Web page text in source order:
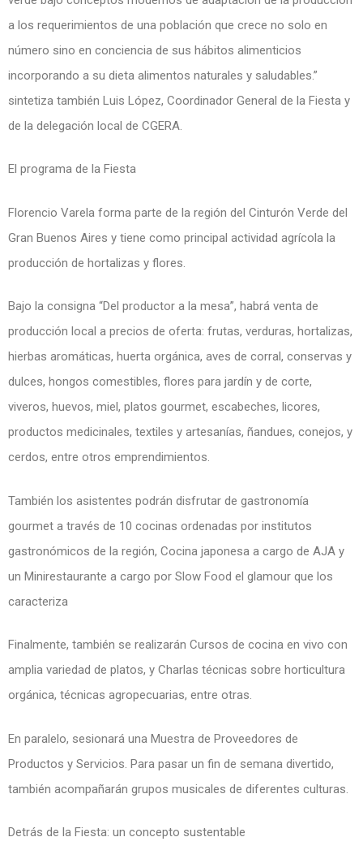
a los requerimientos de una población que crece no solo en
número sino en conciencia de sus hábitos alimenticios
incorporando a su dieta alimentos naturales y saludables.”
sintetiza también Luis López, Coordinador General de la Fiesta y
de la delegación local de CGERA.
El programa de la Fiesta
Florencio Varela forma parte de la región del Cinturón Verde del
Gran Buenos Aires y tiene como principal actividad agrícola la
producción de hortalizas y flores.
Bajo la consigna “Del productor a la mesa”, habrá venta de
producción local a precios de oferta: frutas, verduras, hortalizas,
hierbas aromáticas, huerta orgánica, aves de corral, conservas y
dulces, hongos comestibles, flores para jardín y de corte,
viveros, huevos, miel, platos gourmet, escabeches, licores,
productos medicinales, textiles y artesanías, ñandues, conejos, y
cerdos, entre otros emprendimientos.
También los asistentes podrán disfrutar de gastronomía
gourmet a través de 10 cocinas ordenadas por institutos
gastronómicos de la región, Cocina japonesa a cargo de AJA y
un Minirestaurante a cargo por Slow Food el glamour que los
caracteriza
Finalmente, también se realizarán Cursos de cocina en vivo con
amplia variedad de platos, y Charlas técnicas sobre horticultura
orgánica, técnicas agropecuarias, entre otras.
En paralelo, sesionará una Muestra de Proveedores de
Productos y Servicios. Para pasar un fin de semana divertido,
también acompañarán grupos musicales de diferentes culturas.
Detrás de la Fiesta: un concepto sustentable